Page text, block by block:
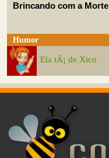
Brincando com a Morte
Humor
Ela tÃ¡ de Xico